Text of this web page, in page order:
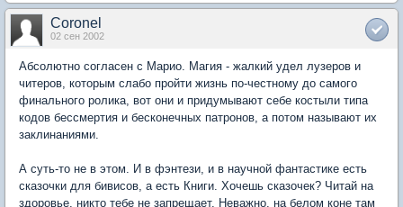
Coronel
02 сен 2002
Абсолютно согласен с Марио. Магия - жалкий удел лузеров и
читеров, которым слабо пройти жизнь по-честному до самого
финального ролика, вот они и придумывают себе костыли типа
кодов бессмертия и бесконечных патронов, а потом называют их
заклинаниями.
А суть-то не в этом. И в фэнтези, и в научной фантастике есть
сказочки для бивисов, а есть Книги. Хочешь сказочек? Читай на
здоровье, никто тебе не запрещает. Неважно, на белом коне там